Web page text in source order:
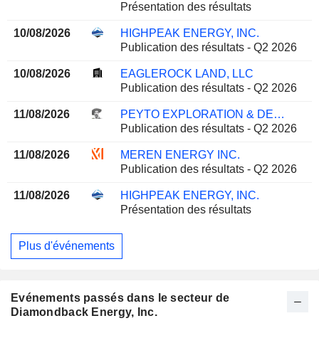
Présentation des résultats
10/08/2026
HIGHPEAK ENERGY, INC.
Publication des résultats - Q2 2026
10/08/2026
EAGLEROCK LAND, LLC
Publication des résultats - Q2 2026
11/08/2026
PEYTO EXPLORATION & DEVELOPMENT CORP.
Publication des résultats - Q2 2026
11/08/2026
MEREN ENERGY INC.
Publication des résultats - Q2 2026
11/08/2026
HIGHPEAK ENERGY, INC.
Présentation des résultats
Plus d'événements
Evénements passés dans le secteur de
Diamondback Energy, Inc.